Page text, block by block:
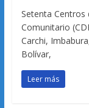
Setenta
Comunitario
Carchi,
Bolívar,
Leer más